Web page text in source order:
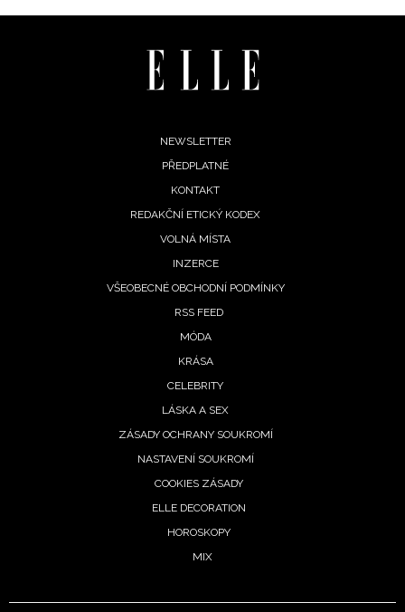
NEWSLETTER
Přihlášením k newsletteru souhlasíte s
podmínkami společnosti BurdaMedia Extra s.r.o.
NEWSLETTER
PŘEDPLATNÉ
KONTAKT
REDAKČNÍ ETICKÝ KODEX
VOLNÁ MÍSTA
INZERCE
VŠEOBECNÉ OBCHODNÍ PODMÍNKY
RSS FEED
MÓDA
KRÁSA
CELEBRITY
LÁSKA A SEX
ZÁSADY OCHRANY SOUKROMÍ
NASTAVENÍ SOUKROMÍ
COOKIES ZÁSADY
ELLE DECORATION
HOROSKOPY
MIX